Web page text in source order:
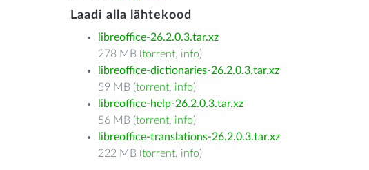
Laadi alla lähtekood
libreoffice-26.2.0.3.tar.xz
278 MB (torrent, info)
libreoffice-dictionaries-26.2.0.3.tar.xz
59 MB (torrent, info)
libreoffice-help-26.2.0.3.tar.xz
56 MB (torrent, info)
libreoffice-translations-26.2.0.3.tar.xz
222 MB (torrent, info)